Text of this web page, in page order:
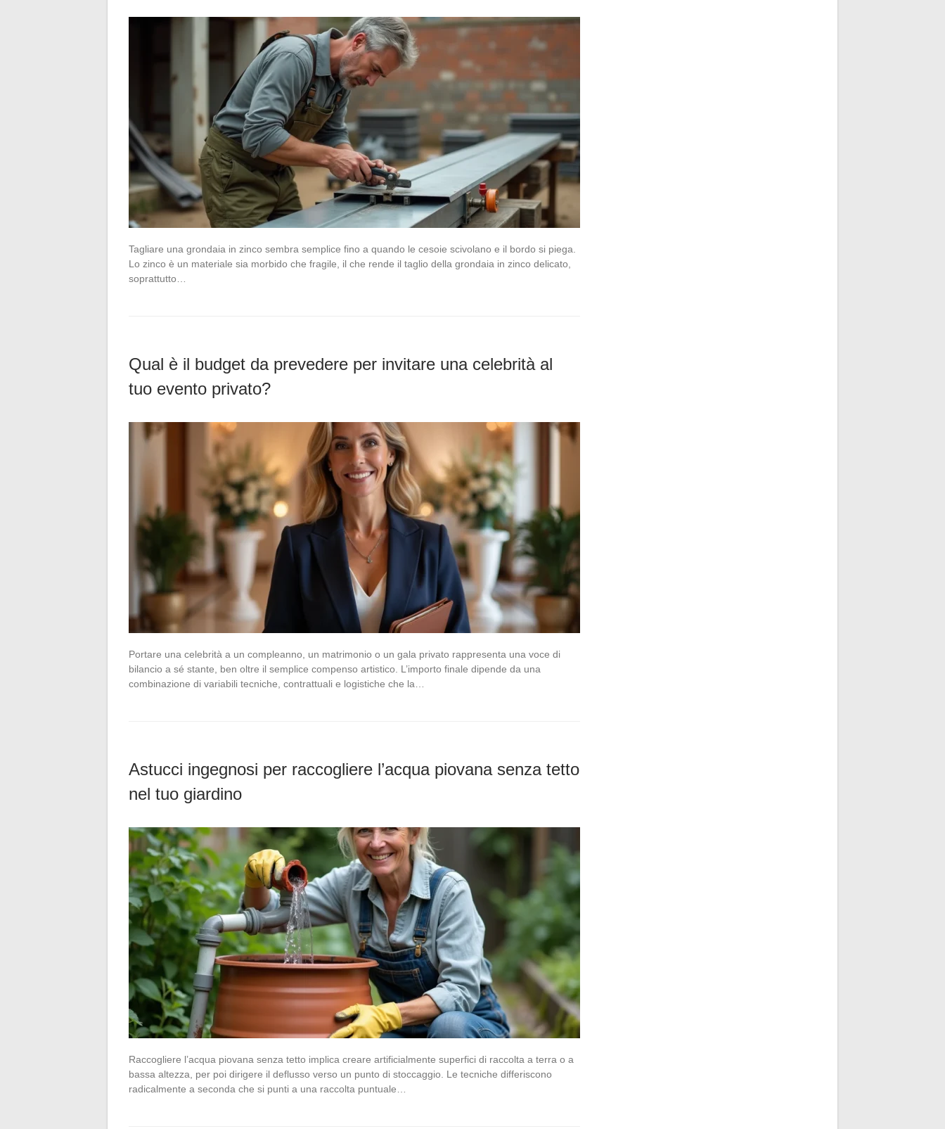
Tagliare una grondaia in zinco sembra semplice fino a quando le cesoie scivolano e il bordo si piega.
Lo zinco è un materiale sia morbido che fragile, il che rende il taglio della grondaia in zinco delicato,
soprattutto…
Qual è il budget da prevedere per invitare una celebrità al
tuo evento privato?
Portare una celebrità a un compleanno, un matrimonio o un gala privato rappresenta una voce di
bilancio a sé stante, ben oltre il semplice compenso artistico. L’importo finale dipende da una
combinazione di variabili tecniche, contrattuali e logistiche che la…
Astucci ingegnosi per raccogliere l’acqua piovana senza tetto
nel tuo giardino
Raccogliere l’acqua piovana senza tetto implica creare artificialmente superfici di raccolta a terra o a
bassa altezza, per poi dirigere il deflusso verso un punto di stoccaggio. Le tecniche differiscono
radicalmente a seconda che si punti a una raccolta puntuale…